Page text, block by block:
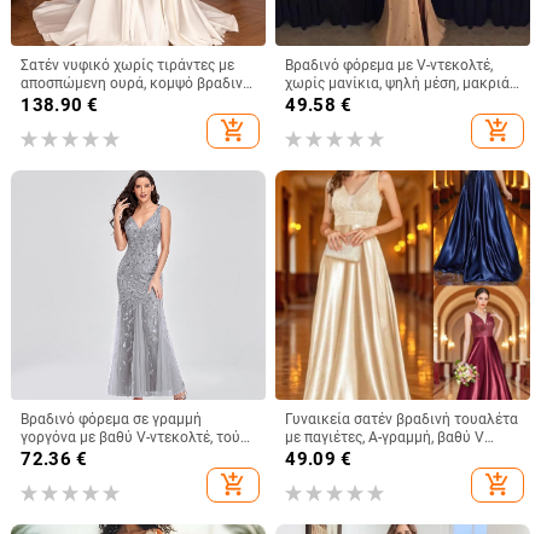
Σατέν νυφικό χωρίς τιράντες με
αποσπώμενη ουρά, κομψό βραδινό
φόρεμα σε βασιλικό στυλ
138.90 €
add_shopping_cart
Βραδινό φόρεμα με V-ντεκολτέ,
χωρίς μανίκια, ψηλή μέση, μακριά
φούστα με αερόγραμμη γραμμή,
49.58 €
add_shopping_cart
Βραδινό φόρεμα σε γραμμή
γοργόνα με βαθύ V-ντεκολτέ, τούλι
με κεντήματα και παγιέτες, χωρίς
μανίκια, επίσημο φόρεμα για
γυναίκες
72.36 €
add_shopping_cart
Γυναικεία σατέν βραδινή τουαλέτα
με παγιέτες, Α-γραμμή, βαθύ V
ντεκολτέ, χωρίς μανίκια
49.09 €
add_shopping_cart